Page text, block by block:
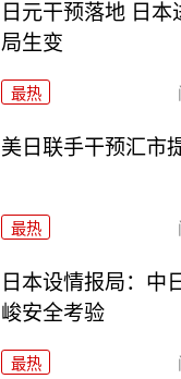
日元干预落地 日本
局生变
最热
美日联手干预汇市
最热
日本设情报局：中
峻安全考验
最热